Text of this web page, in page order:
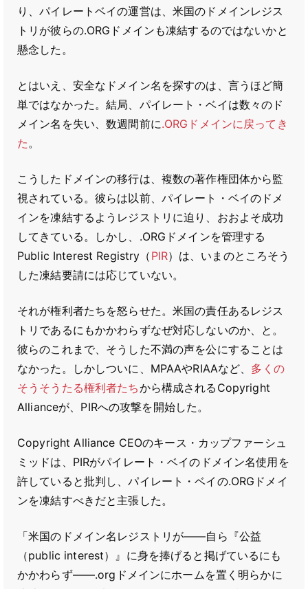
り、パイレートベイの運営は、米国のドメインレジス
トリが彼らの.ORGドメインも凍結するのではないかと
懸念した。
とはいえ、安全なドメイン名を探すのは、言うほど簡
単ではなかった。結局、パイレート・ベイは数々のド
メイン名を失い、数週間前に.ORGドメインに戻ってき
た。
こうしたドメインの移行は、複数の著作権団体から監
視されている。彼らは以前、パイレート・ベイのドメ
インを凍結するようレジストリに迫り、おおよそ成功
してきている。しかし、.ORGドメインを管理する
Public Interest Registry（ PIR）は、いまのところそう
した凍結要請には応じていない。
それが権利者たちを怒らせた。米国の責任あるレジス
トリであるにもかかわらずなぜ対応しないのか、と。
彼らのこれまで、そうした不満の声を公にすることは
なかった。しかしついに、MPAAやRIAAなど、 多くの
そうそうたる権利者たちから構成されるCopyright
Allianceが、PIRへの攻撃を開始した。
Copyright Alliance CEOのキース・カップファーシュ
ミッドは、PIRがパイレート・ベイのドメイン名使用を
許していると批判し、パイレート・ベイの.ORGドメイ
ンを凍結すべきだと主張した。
「米国のドメイン名レジストリが――自ら『公益
（public interest）』に身を捧げると掲げているにも
かかわらず――.orgドメインにホームを置く明らかに